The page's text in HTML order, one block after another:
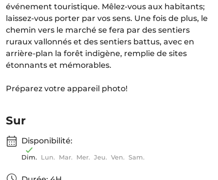
événement touristique. Mêlez-vous aux habitants;
laissez-vous porter par vos sens. Une fois de plus, le
chemin vers le marché se fera par des sentiers
ruraux vallonnés et des sentiers battus, avec en
arrière-plan la forêt indigène, remplie de sites
étonnants et mémorables.
Préparez votre appareil photo!
Sur
Disponibilité:
Dim. Lun. Mar. Mer. Jeu. Ven. Sam.